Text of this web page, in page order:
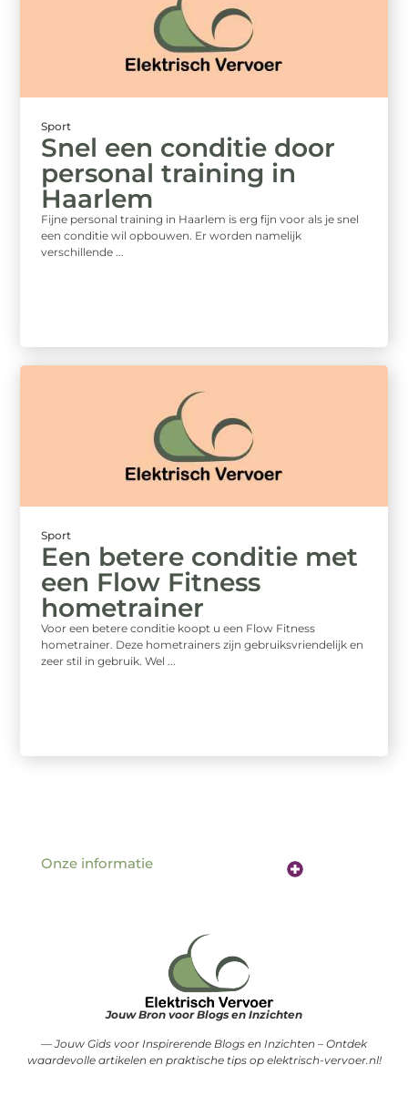
Sport
Snel een conditie door
personal training in
Haarlem
Fijne personal training in Haarlem is erg fijn voor als je snel
een conditie wil opbouwen. Er worden namelijk
verschillende ...
Sport
Een betere conditie met
een Flow Fitness
hometrainer
Voor een betere conditie koopt u een Flow Fitness
hometrainer. Deze hometrainers zijn gebruiksvriendelijk en
zeer stil in gebruik. Wel ...
Jouw Bron voor Blogs en Inzichten
— Jouw Gids voor Inspirerende Blogs en Inzichten – Ontdek
waardevolle artikelen en praktische tips op elektrisch-vervoer.nl!
Onze informatie